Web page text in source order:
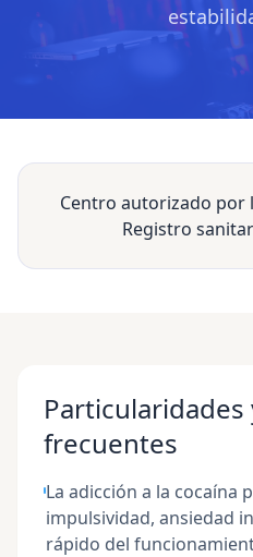
Centro autorizado por
Registro
Particularidades
frecuentes
La adicción a la cocaína
impulsividad, ansiedad
rápido del